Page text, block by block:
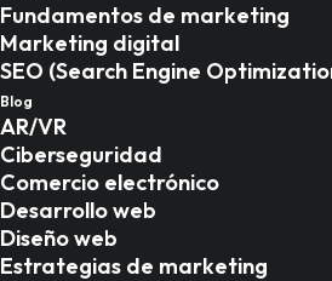
Fundamentos de marketing
Marketing digital
SEO (Search Engine
Blog
AR/VR
Ciberseguridad
Comercio electrónico
Desarrollo web
Diseño web
Estrategias de marketing
arrasar en la
feria del
Marketing en